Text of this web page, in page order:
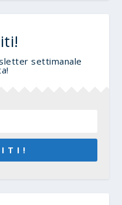
settimanale
I T I !